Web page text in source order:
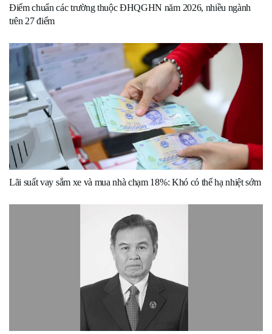
Điểm chuẩn các trường thuộc ĐHQGHN năm 2026, nhiều ngành
trên 27 điểm
Lãi suất vay sắm xe và mua nhà chạm 18%: Khó có thể hạ nhiệt sớm